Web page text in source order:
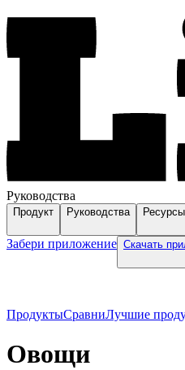
Руководства
Продукт Руководства Ресурсы
Забери приложение Скачать
ПродуктыСравниЛучшие
Овощи